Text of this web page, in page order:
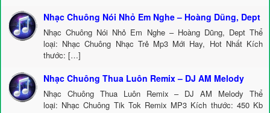
Nhạc Chuông Nói Nhỏ Em Nghe – Hoàng Dũng, Dept
Nhạc Chuông Nói Nhỏ Em Nghe – Hoàng Dũng, Dept Thể
loại: Nhạc Chuông Nhạc Trẻ Mp3 Mới Hay, Hot Nhất Kích
thước: […]
Nhạc Chuông Thua Luôn Remix – DJ AM Melody
Nhạc Chuông Thua Luôn Remix – DJ AM Melody Thể
loại: Nhạc Chuông Tik Tok Remix MP3 Kích thước: 450 Kb